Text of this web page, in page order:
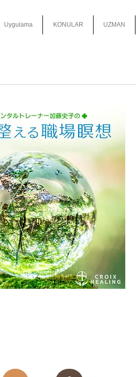
Uygulama KONULAR UZMAN